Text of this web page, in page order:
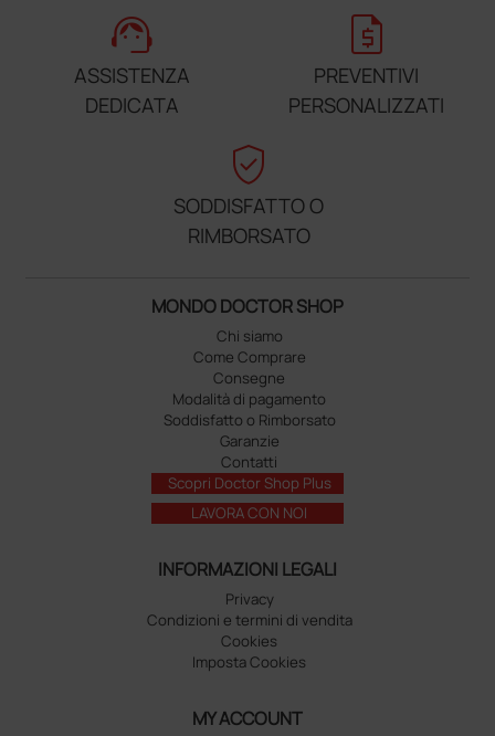
support_agent
ASSISTENZA
DEDICATA
request_quote
PREVENTIVI
PERSONALIZZATI
verified_user
SODDISFATTO O
RIMBORSATO
MONDO DOCTOR SHOP
Chi siamo
Come Comprare
Consegne
Modalità di pagamento
Soddisfatto o Rimborsato
Garanzie
Contatti
Scopri Doctor Shop Plus
LAVORA CON NOI
INFORMAZIONI LEGALI
Privacy
Condizioni e termini di vendita
Cookies
Imposta Cookies
MY ACCOUNT